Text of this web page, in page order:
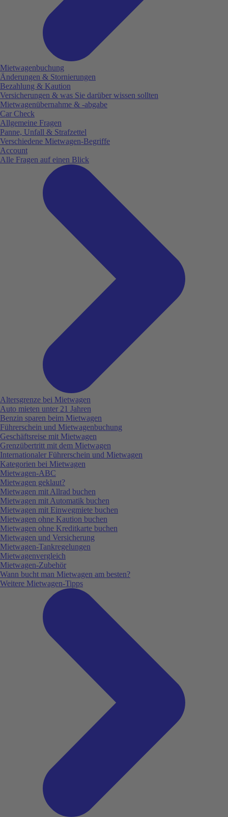
Mietwagenbuchung
Änderungen & Stornierungen
Bezahlung & Kaution
Versicherungen & was Sie darüber wissen sollten
Mietwagenübernahme & -abgabe
Car Check
Allgemeine Fragen
Panne, Unfall & Strafzettel
Verschiedene Mietwagen-Begriffe
Account
Alle Fragen auf einen Blick
Altersgrenze bei Mietwagen
Auto mieten unter 21 Jahren
Benzin sparen beim Mietwagen
Führerschein und Mietwagenbuchung
Geschäftsreise mit Mietwagen
Grenzübertritt mit dem Mietwagen
Internationaler Führerschein und Mietwagen
Kategorien bei Mietwagen
Mietwagen-ABC
Mietwagen geklaut?
Mietwagen mit Allrad buchen
Mietwagen mit Automatik buchen
Mietwagen mit Einwegmiete buchen
Mietwagen ohne Kaution buchen
Mietwagen ohne Kreditkarte buchen
Mietwagen und Versicherung
Mietwagen-Tankregelungen
Mietwagenvergleich
Mietwagen-Zubehör
Wann bucht man Mietwagen am besten?
Weitere Mietwagen-Tipps